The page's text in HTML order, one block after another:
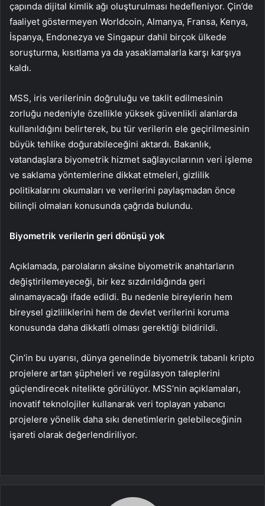
çapında dijital kimlik ağı oluşturulması hedefleniyor. Çin’de
faaliyet göstermeyen Worldcoin, Almanya, Fransa, Kenya,
İspanya, Endonezya ve Singapur dahil birçok ülkede
soruşturma, kısıtlama ya da yasaklamalarla karşı karşıya
kaldı.
MSS, iris verilerinin doğruluğu ve taklit edilmesinin
zorluğu nedeniyle özellikle yüksek güvenlikli alanlarda
kullanıldığını belirterek, bu tür verilerin ele geçirilmesinin
büyük tehlike doğurabileceğini aktardı. Bakanlık,
vatandaşlara biyometrik hizmet sağlayıcılarının veri işleme
ve saklama yöntemlerine dikkat etmeleri, gizlilik
politikalarını okumaları ve verilerini paylaşmadan önce
bilinçli olmaları konusunda çağrıda bulundu.
Biyometrik verilerin geri dönüşü yok
Açıklamada, parolaların aksine biyometrik anahtarların
değiştirilemeyeceği, bir kez sızdırıldığında geri
alınamayacağı ifade edildi. Bu nedenle bireylerin hem
bireysel gizliliklerini hem de devlet verilerini koruma
konusunda daha dikkatli olması gerektiği bildirildi.
Çin’in bu uyarısı, dünya genelinde biyometrik tabanlı kripto
projelere artan şüpheleri ve regülasyon taleplerini
güçlendirecek nitelikte görülüyor. MSS’nin açıklamaları,
inovatif teknolojiler kullanarak veri toplayan yabancı
projelere yönelik daha sıkı denetimlerin gelebileceğinin
işareti olarak değerlendiriliyor.